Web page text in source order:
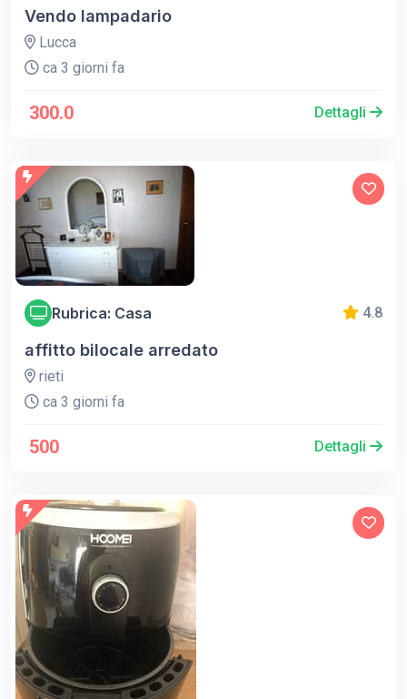
Vendo lampadario
Lucca
ca 3 giorni fa
300.0 Dettagli
Rubrica: Casa 4.8
affitto bilocale arredato
rieti
ca 3 giorni fa
500 Dettagli